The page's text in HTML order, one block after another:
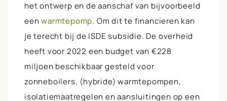
het ontwerp en de aanschaf van bijvoorbeeld
eenwarmtepomp. Om dit te financieren kan
je terecht bij de ISDE subsidie. De overheid
heeft voor 2022 een budget van €228
miljoen beschikbaar gesteld voor
zonneboilers, (hybride) warmtepompen,
isolatiemaatregelen en aansluitingen op een